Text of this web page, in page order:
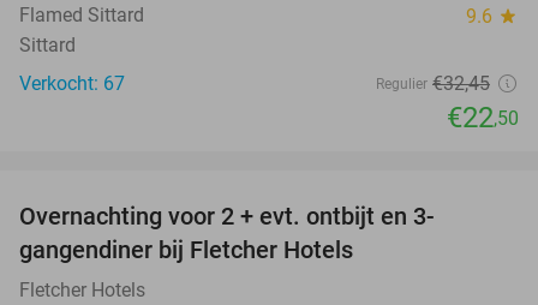
Flamed Sittard 9.6 star
Sittard
Verkocht: 67
Regulier €32,45
€22,50
Overnachting voor 2 + evt. ontbijt en 3-
gangendiner bij Fletcher Hotels
Fletcher Hotels